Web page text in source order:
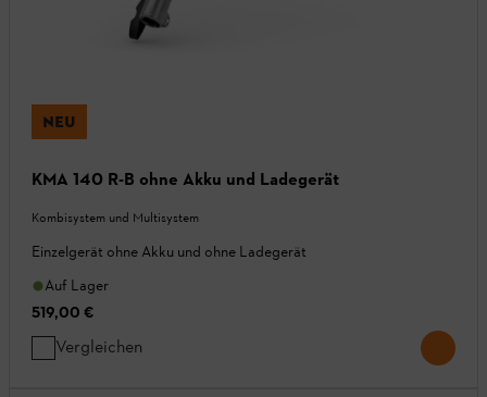
NEU
KMA 140 R-B ohne Akku und Ladegerät
Kombisystem und Multisystem
Einzelgerät ohne Akku und ohne Ladegerät
Auf Lager
519,00 €
Vergleichen